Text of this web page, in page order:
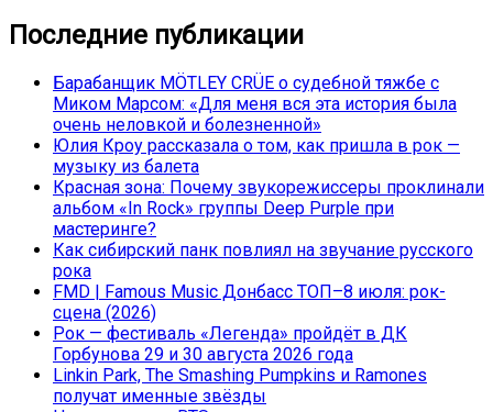
Последние публикации
Барабанщик MÖTLEY CRÜE о судебной тяжбе с
Миком Марсом: «Для меня вся эта история была
очень неловкой и болезненной»
Юлия Кроу рассказала о том, как пришла в рок —
музыку из балета
Красная зона: Почему звукорежиссеры проклинали
альбом «In Rock» группы Deep Purple при
мастеринге?
Как сибирский панк повлиял на звучание русского
рока
FMD | Famous Music Донбасс ТОП–8 июля: рок-
сцена (2026)
Рок — фестиваль «Легенда» пройдёт в ДК
Горбунова 29 и 30 августа 2026 года
Linkin Park, The Smashing Pumpkins и Ramones
получат именные звёзды